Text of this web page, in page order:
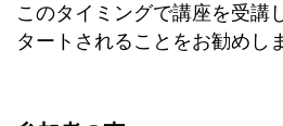
このタイミングで講座を受講
タートされることをお勧めし